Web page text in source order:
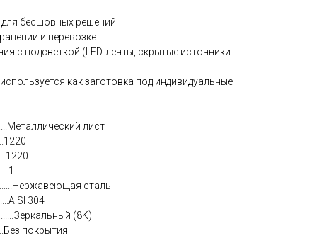
бесшовных решений
и перевозке
с подсветкой (LED-ленты, скрытые источники
как заготовка под индивидуальные
лист
сталь
304
(8K)
покрытия